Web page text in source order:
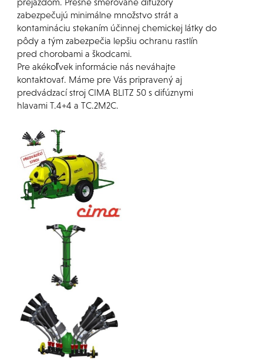
zabezpečujú minimálne množstvo strát a
kontamináciu stekaním účinnej chemickej látky do
pôdy a tým zabezpečia lepšiu ochranu rastlín
pred chorobami a škodcami.
Pre akékoľvek informácie nás neváhajte
kontaktovať. Máme pre Vás pripravený aj
predvádzací stroj CIMA BLITZ 50 s difúznymi
hlavami T.4+4 a TC.2M2C.